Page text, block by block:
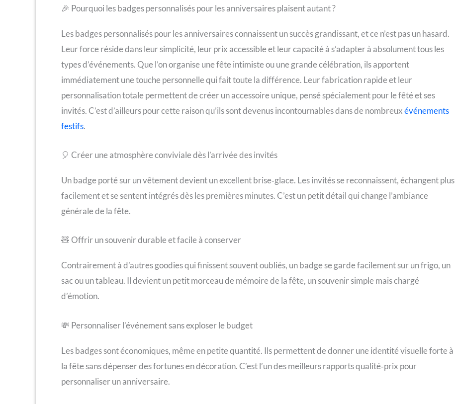
🎉 Pourquoi les badges personnalisés pour les anniversaires plaisent autant ?
Les badges personnalisés pour les anniversaires connaissent un succès grandissant, et ce n’est pas un hasard.
Leur force réside dans leur simplicité, leur prix accessible et leur capacité à s’adapter à absolument tous les
types d’événements. Que l’on organise une fête intimiste ou une grande célébration, ils apportent
immédiatement une touche personnelle qui fait toute la différence. Leur fabrication rapide et leur
personnalisation totale permettent de créer un accessoire unique, pensé spécialement pour le fêté et ses
invités. C’est d’ailleurs pour cette raison qu’ils sont devenus incontournables dans de nombreuxévénements
festifs.
🎈 Créer une atmosphère conviviale dès l’arrivée des invités
Un badge porté sur un vêtement devient un excellent brise‑glace. Les invités se reconnaissent, échangent plus
facilement et se sentent intégrés dès les premières minutes. C’est un petit détail qui change l’ambiance
générale de la fête.
🧸 Offrir un souvenir durable et facile à conserver
Contrairement à d’autres goodies qui finissent souvent oubliés, un badge se garde facilement sur un frigo, un
sac ou un tableau. Il devient un petit morceau de mémoire de la fête, un souvenir simple mais chargé
d’émotion.
💸 Personnaliser l’événement sans exploser le budget
Les badges sont économiques, même en petite quantité. Ils permettent de donner une identité visuelle forte à
la fête sans dépenser des fortunes en décoration. C’est l’un des meilleurs rapports qualité‑prix pour
personnaliser un anniversaire.